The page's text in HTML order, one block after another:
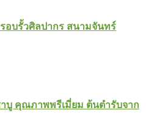
อบรั้วศิลปากร สนามจันทร์
าบู คุณภาพพรีเมี่ยม ต้นตำรับจาก